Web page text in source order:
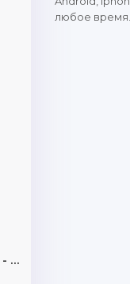
Дни и ночи я - скучаю
любое время.